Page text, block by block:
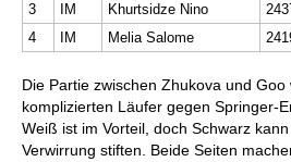
3
IM Khurtsidze Nino
4
IM Melia Salome
Die Partie zwischen Zhukova und
komplizierten Läufer gegen Springer-
Weiß ist im Vorteil, doch Schwarz
Verwirrung stiften. Beide Seiten